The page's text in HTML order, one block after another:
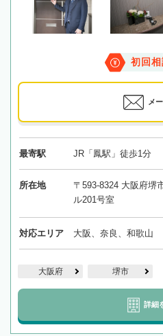
初回
メ
最寄駅 JR「鳳駅」徒歩1分
所在地
〒593-8324 大阪府堺
ル201号室
対応エリア 大阪、奈良、和歌山
大阪府 堺市
詳細